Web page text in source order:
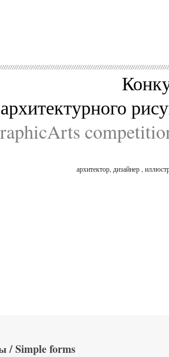
архитектурного
архитектор, дизайнер ,
/ Simple forms